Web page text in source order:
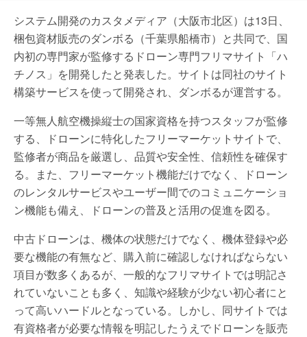
システム開発のカスタメディア（大阪市北区）は13日、
梱包資材販売のダンボる（千葉県船橋市）と共同で、国
内初の専門家が監修するドローン専門フリマサイト「ハ
チノス」を開発したと発表した。サイトは同社のサイト
構築サービスを使って開発され、ダンボるが運営する。
一等無人航空機操縦士の国家資格を持つスタッフが監修
する、ドローンに特化したフリーマーケットサイトで、
監修者が商品を厳選し、品質や安全性、信頼性を確保す
る。また、フリーマーケット機能だけでなく、ドローン
のレンタルサービスやユーザー間でのコミュニケーショ
ン機能も備え、ドローンの普及と活用の促進を図る。
中古ドローンは、機体の状態だけでなく、機体登録や必
要な機能の有無など、購入前に確認しなければならない
項目が数多くあるが、一般的なフリマサイトでは明記さ
れていないことも多く、知識や経験が少ない初心者にと
って高いハードルとなっている。しかし、同サイトでは
有資格者が必要な情報を明記したうえでドローンを販売